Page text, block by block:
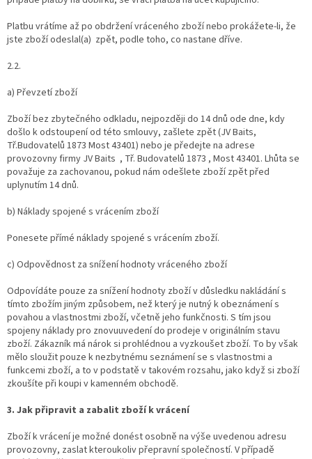
Platbu vrátíme až po obdržení vráceného zboží nebo prokážete-li, že
jste zboží odeslal(a) zpět, podle toho, co nastane dříve.
2.2.
a) Převzetí zboží
Zboží bez zbytečného odkladu, nejpozději do 14 dnů ode dne, kdy
došlo k odstoupení od této smlouvy, zašlete zpět (JV Baits,
Tř.Budovatelů 1873 Most 43401) nebo je předejte na adrese
provozovny firmy JV Baits , Tř. Budovatelů 1873 , Most 43401. Lhůta se
považuje za zachovanou, pokud nám odešlete zboží zpět před
uplynutím 14 dnů.
b) Náklady spojené s vrácením zboží
Ponesete přímé náklady spojené s vrácením zboží.
c) Odpovědnost za snížení hodnoty vráceného zboží
Odpovídáte pouze za snížení hodnoty zboží v důsledku nakládání s
tímto zbožím jiným způsobem, než který je nutný k obeznámení s
povahou a vlastnostmi zboží, včetně jeho funkčnosti. S tím jsou
spojeny náklady pro znovuuvedení do prodeje v originálním stavu
zboží. Zákazník má nárok si prohlédnou a vyzkoušet zboží. To by však
mělo sloužit pouze k nezbytnému seznámení se s vlastnostmi a
funkcemi zboží, a to v podstatě v takovém rozsahu, jako když si zboží
zkoušíte při koupi v kamenném obchodě.
3. Jak připravit a zabalit zboží k vrácení
Zboží k vrácení je možné donést osobně na výše uvedenou adresu
provozovny, zaslat kteroukoliv přepravní společností. V případě